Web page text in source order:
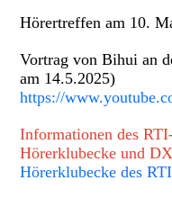
Hörertreffen am 10.
Vortrag von Bihui an
am 14.5.2025)
https://
Informationen des
Hörerklubecke und
Hörerklubecke des